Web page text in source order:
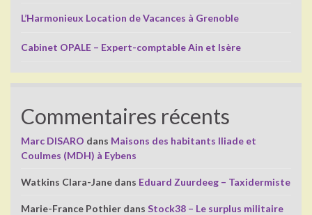
L’Harmonieux Location de Vacances à Grenoble
Cabinet OPALE – Expert-comptable Ain et Isère
Commentaires récents
Marc DISARO dans Maisons des habitants Iliade et
Coulmes (MDH) à Eybens
Watkins Clara-Jane dans Eduard Zuurdeeg – Taxidermiste
Marie-France Pothier dans Stock38 – Le surplus militaire